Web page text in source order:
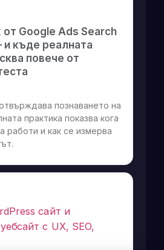
от Google Ads Search
къде реалната
повече от
познаването на
практика показва кога
работи и как се измерва